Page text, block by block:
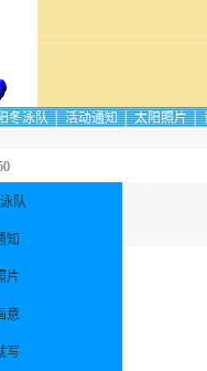
冬泳队│活动通知│太阳照片│
队
知
片
意
写